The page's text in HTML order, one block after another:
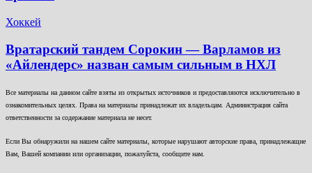
Хоккей
Вратарский тандем Сорокин — Варламов из
«Айлендерс» назван самым сильным в НХЛ
Все материалы на данном сайте взяты из открытых источников и предоставляются исключительно в
ознакомительных целях. Права на материалы принадлежат их владельцам. Администрация сайта
ответственности за содержание материала не несет.
Если Вы обнаружили на нашем сайте материалы, которые нарушают авторские права, принадлежащие
Вам, Вашей компании или организации, пожалуйста, сообщите нам.